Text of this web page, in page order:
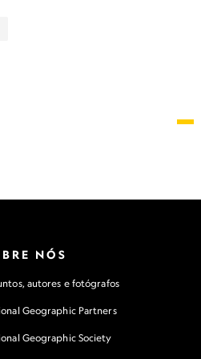
NÓS
autores e fotógrafos
Geographic Partners
Geographic Society